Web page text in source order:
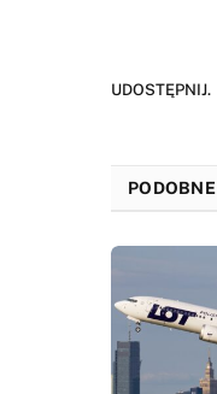
UDOSTĘPNIJ.
PODOBNE